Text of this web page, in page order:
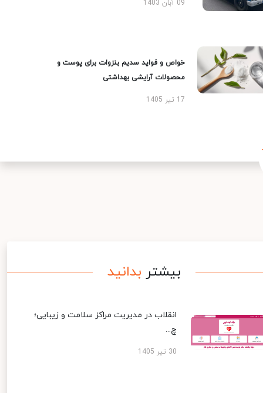
09 آبان 1403
خواص و فواید سدیم بنزوات برای پوست و
محصولات آرایشی بهداشتی
17 تیر 1405
بیشتر بدانید
انقلاب در مدیریت مراکز سلامت و زیبایی؛
چ...
30 تیر 1405